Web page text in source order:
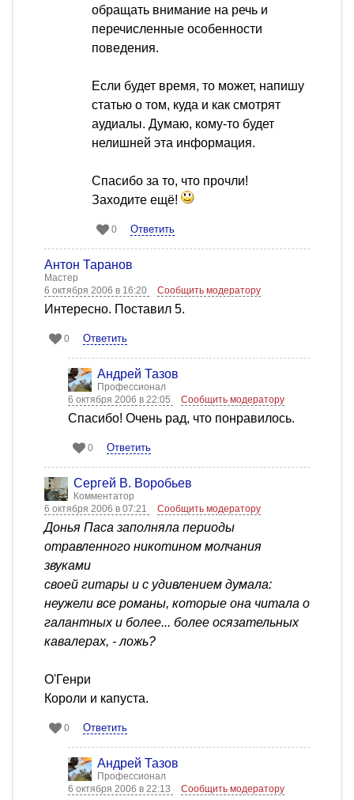
обращать внимание на речь и
перечисленные особенности
поведения.
Если будет время, то может, напишу
статью о том, куда и как смотрят
аудиалы. Думаю, кому-то будет
нелишней эта информация.
Спасибо за то, что прочли!
Заходите ещё!
0 Ответить
Антон Таранов
Мастер
6 октября 2006 в 16:20
Сообщить модератору
Интересно. Поставил 5.
0 Ответить
Андрей Тазов
Профессионал
6 октября 2006 в 22:05
Сообщить модератору
Спасибо! Очень рад, что понравилось.
0 Ответить
Сергей В. Воробьев
Комментатор
6 октября 2006 в 07:21
Сообщить модератору
Донья Паса заполняла периоды
отравленного никотином молчания
звуками
своей гитары и с удивлением думала:
неужели все романы, которые она читала о
галантных и более... более осязательных
кавалерах, - ложь?
О'Генри
Короли и капуста.
0 Ответить
Андрей Тазов
Профессионал
6 октября 2006 в 22:13
Сообщить модератору